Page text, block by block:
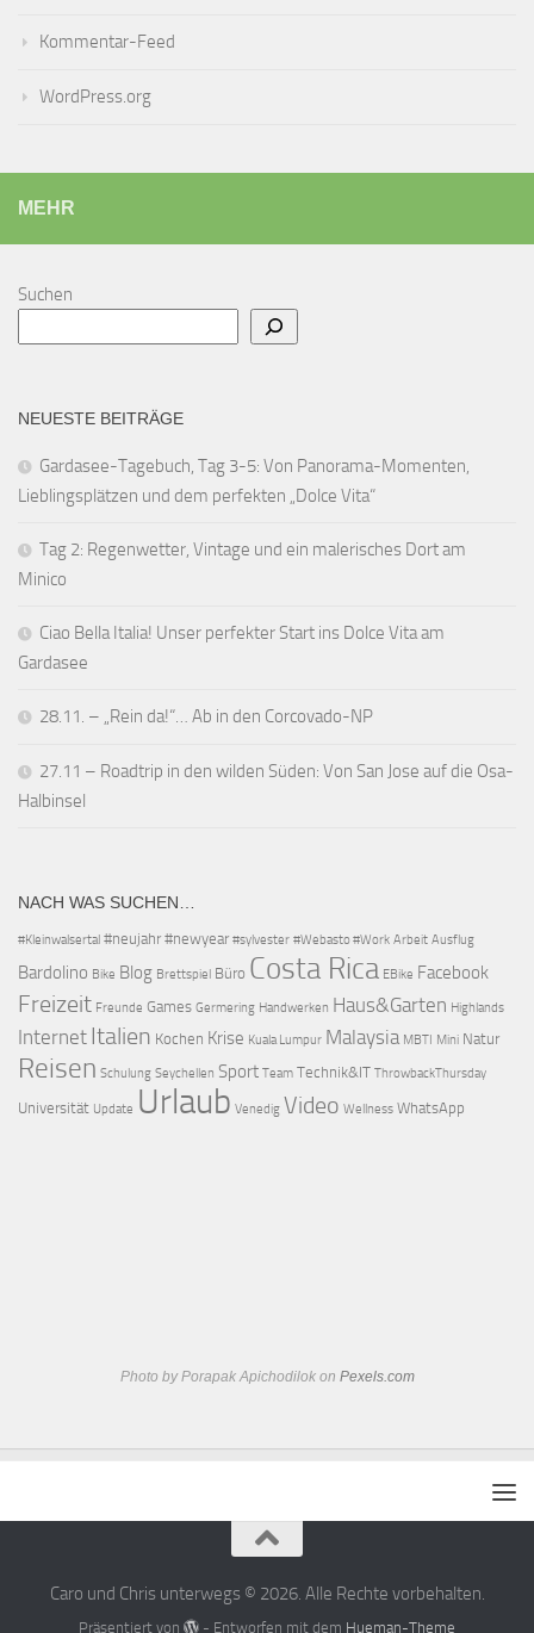
Kommentar-Feed
WordPress.org
MEHR
Suchen
NEUESTE BEITRÄGE
Gardasee-Tagebuch, Tag 3-5: Von Panorama-Momenten,
Lieblingsplätzen und dem perfekten „Dolce Vita“
Tag 2: Regenwetter, Vintage und ein malerisches Dort am
Minico
Ciao Bella Italia! Unser perfekter Start ins Dolce Vita am
Gardasee
28.11. – „Rein da!“… Ab in den Corcovado-NP
27.11 – Roadtrip in den wilden Süden: Von San Jose auf die Osa-
Halbinsel
NACH WAS SUCHEN…
#Kleinwalsertal #neujahr #newyear #sylvester #Webasto #Work Arbeit Ausflug
Bardolino Bike Blog Brettspiel Büro Costa Rica EBike Facebook
Freizeit Freunde Games Germering Handwerken Haus&Garten Highlands
Internet Italien Kochen Krise Kuala Lumpur Malaysia MBTI Mini Natur
Reisen Schulung Seychellen Sport Team Technik&IT ThrowbackThursday
Universität Update Urlaub Venedig Video Wellness WhatsApp
Photo by Porapak Apichodilok on Pexels.com
Caro und Chris unterwegs © 2026. Alle Rechte vorbehalten.
Präsentiert von - Entworfen mit dem Hueman-Theme